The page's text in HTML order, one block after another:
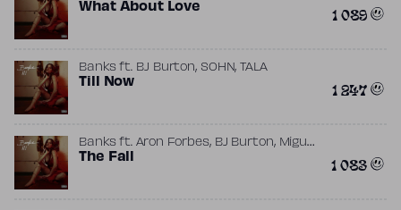
What About Love 1 089
Banksft. BJ Burton, SOHN, TALA
Till Now 1 247
Banksft. Aron Forbes, BJ Burton, Miguel
Simon Christensen
The Fall 1 083